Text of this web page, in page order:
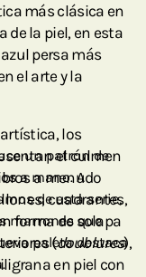
más clásica en
de la piel, en esta
persa más
el arte y la
los
el culmen
a menudo
cuadrantes,
forma de solapa
(doublures),
en piel con
un patrón de
a mano. A
de esta serie,
marrones que
paleta destaca